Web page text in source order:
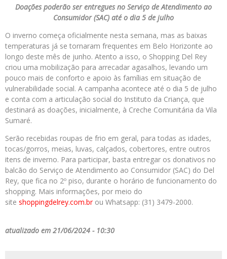
Doações poderão ser entregues no Serviço de Atendimento ao
Consumidor (SAC) até o dia 5 de julho
O inverno começa oficialmente nesta semana, mas as baixas
temperaturas já se tornaram frequentes em Belo Horizonte ao
longo deste mês de junho. Atento a isso, o Shopping Del Rey
criou uma mobilização para arrecadar agasalhos, levando um
pouco mais de conforto e apoio às famílias em situação de
vulnerabilidade social. A campanha acontece até o dia 5 de julho
e conta com a articulação social do Instituto da Criança, que
destinará as doações, inicialmente, à Creche Comunitária da Vila
Sumaré.
Serão recebidas roupas de frio em geral, para todas as idades,
tocas/gorros, meias, luvas, calçados, cobertores, entre outros
itens de inverno. Para participar, basta entregar os donativos no
balcão do Serviço de Atendimento ao Consumidor (SAC) do Del
Rey, que fica no 2º piso, durante o horário de funcionamento do
shopping. Mais informações, por meio do
site shoppingdelrey.com.brou Whatsapp: (31) 3479-2000.
atualizado em 21/06/2024 - 10:30